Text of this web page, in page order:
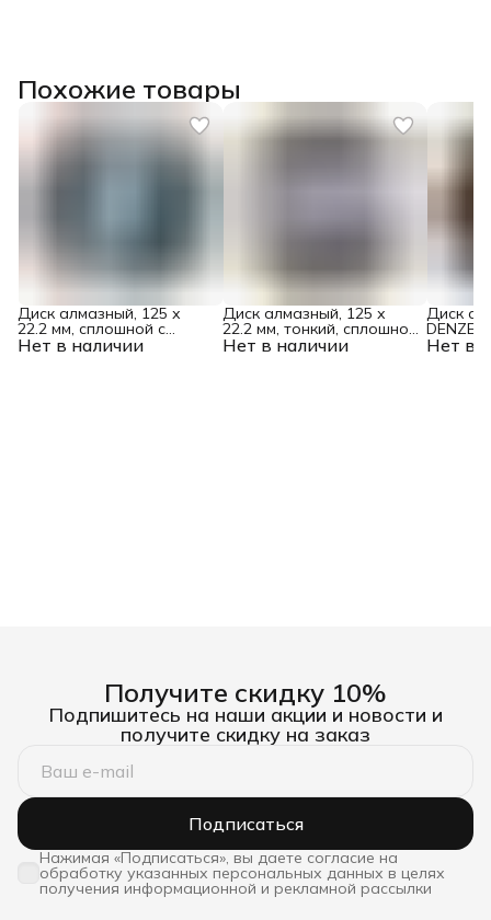
Похожие товары
Нет в наличии
Диск алмазный, 125 х
22.2 мм, сплошной c
лазерной перфорацией, Нет в наличии
Диск алмазный, 125 х
22.2 мм, тонкий, сплошной
(Jaguar) мокрая резка Нет в
Диск
Получите скидку 10%
Подпишитесь на наши акции и новости и
получите скидку на заказ
Подписаться
Нажимая «Подписаться», вы даете согласие на
обработку указанных персональных данных в целях
получения информационной и рекламной рассылки